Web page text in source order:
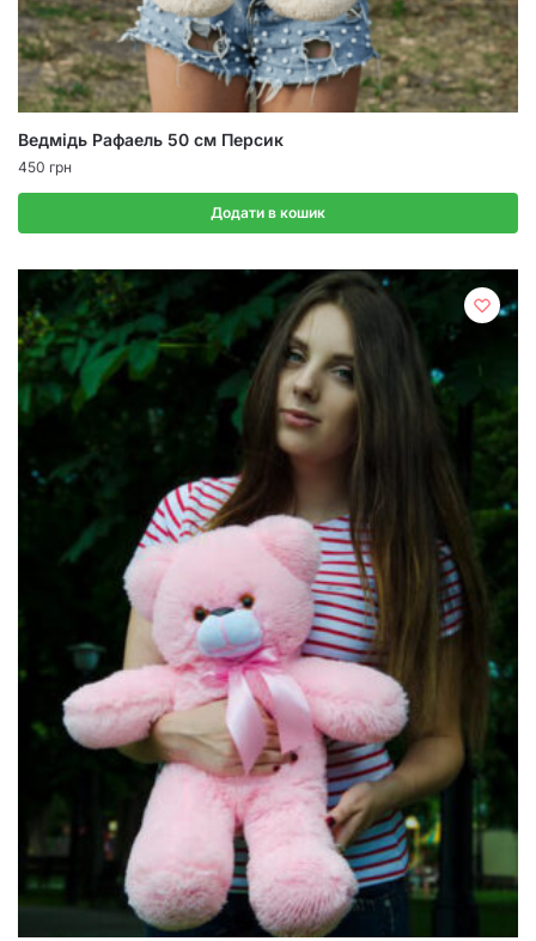
Ведмідь Рафаель 50 см Персик
450 грн
Додати в кошик